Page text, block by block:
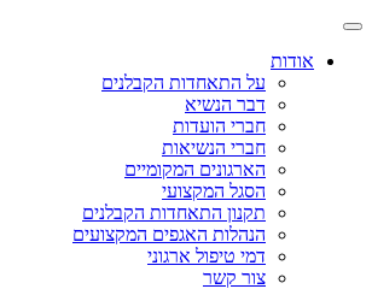
אודות
על התאחדות הקבלנים
דבר הנשיא
חברי הועדות
חברי הנשיאות
הארגונים המקומיים
הסגל המקצועי
תקנון התאחדות הקבלנים
הנהלות האגפים המקצועים
דמי טיפול ארגוני
צור קשר